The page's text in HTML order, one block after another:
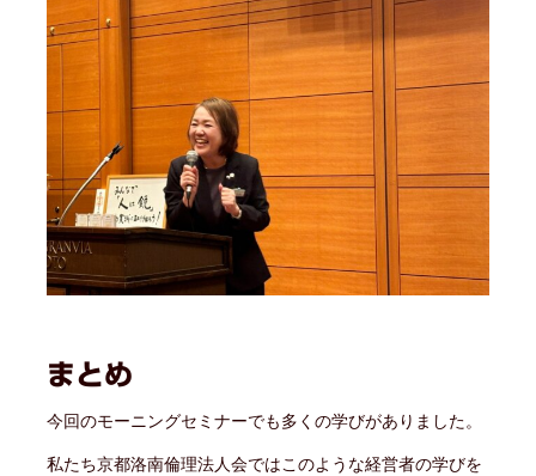
まとめ
今回のモーニングセミナーでも多くの学びがありました。
私たち京都洛南倫理法人会ではこのような経営者の学びを